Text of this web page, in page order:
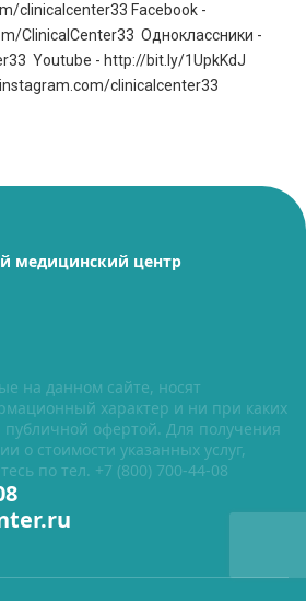
clinicalcenter33 Facebook -
ClinicalCenter33 Одноклассники -
Youtube - http://bit.ly/1UpkKdJ
clinicalcenter33
медицинский центр
на данном сайте, носят
характер и ни при каких
публичной офертой. Для получения
о стоимости указанных услуг,
по тел. +7 (800) 700-44-08